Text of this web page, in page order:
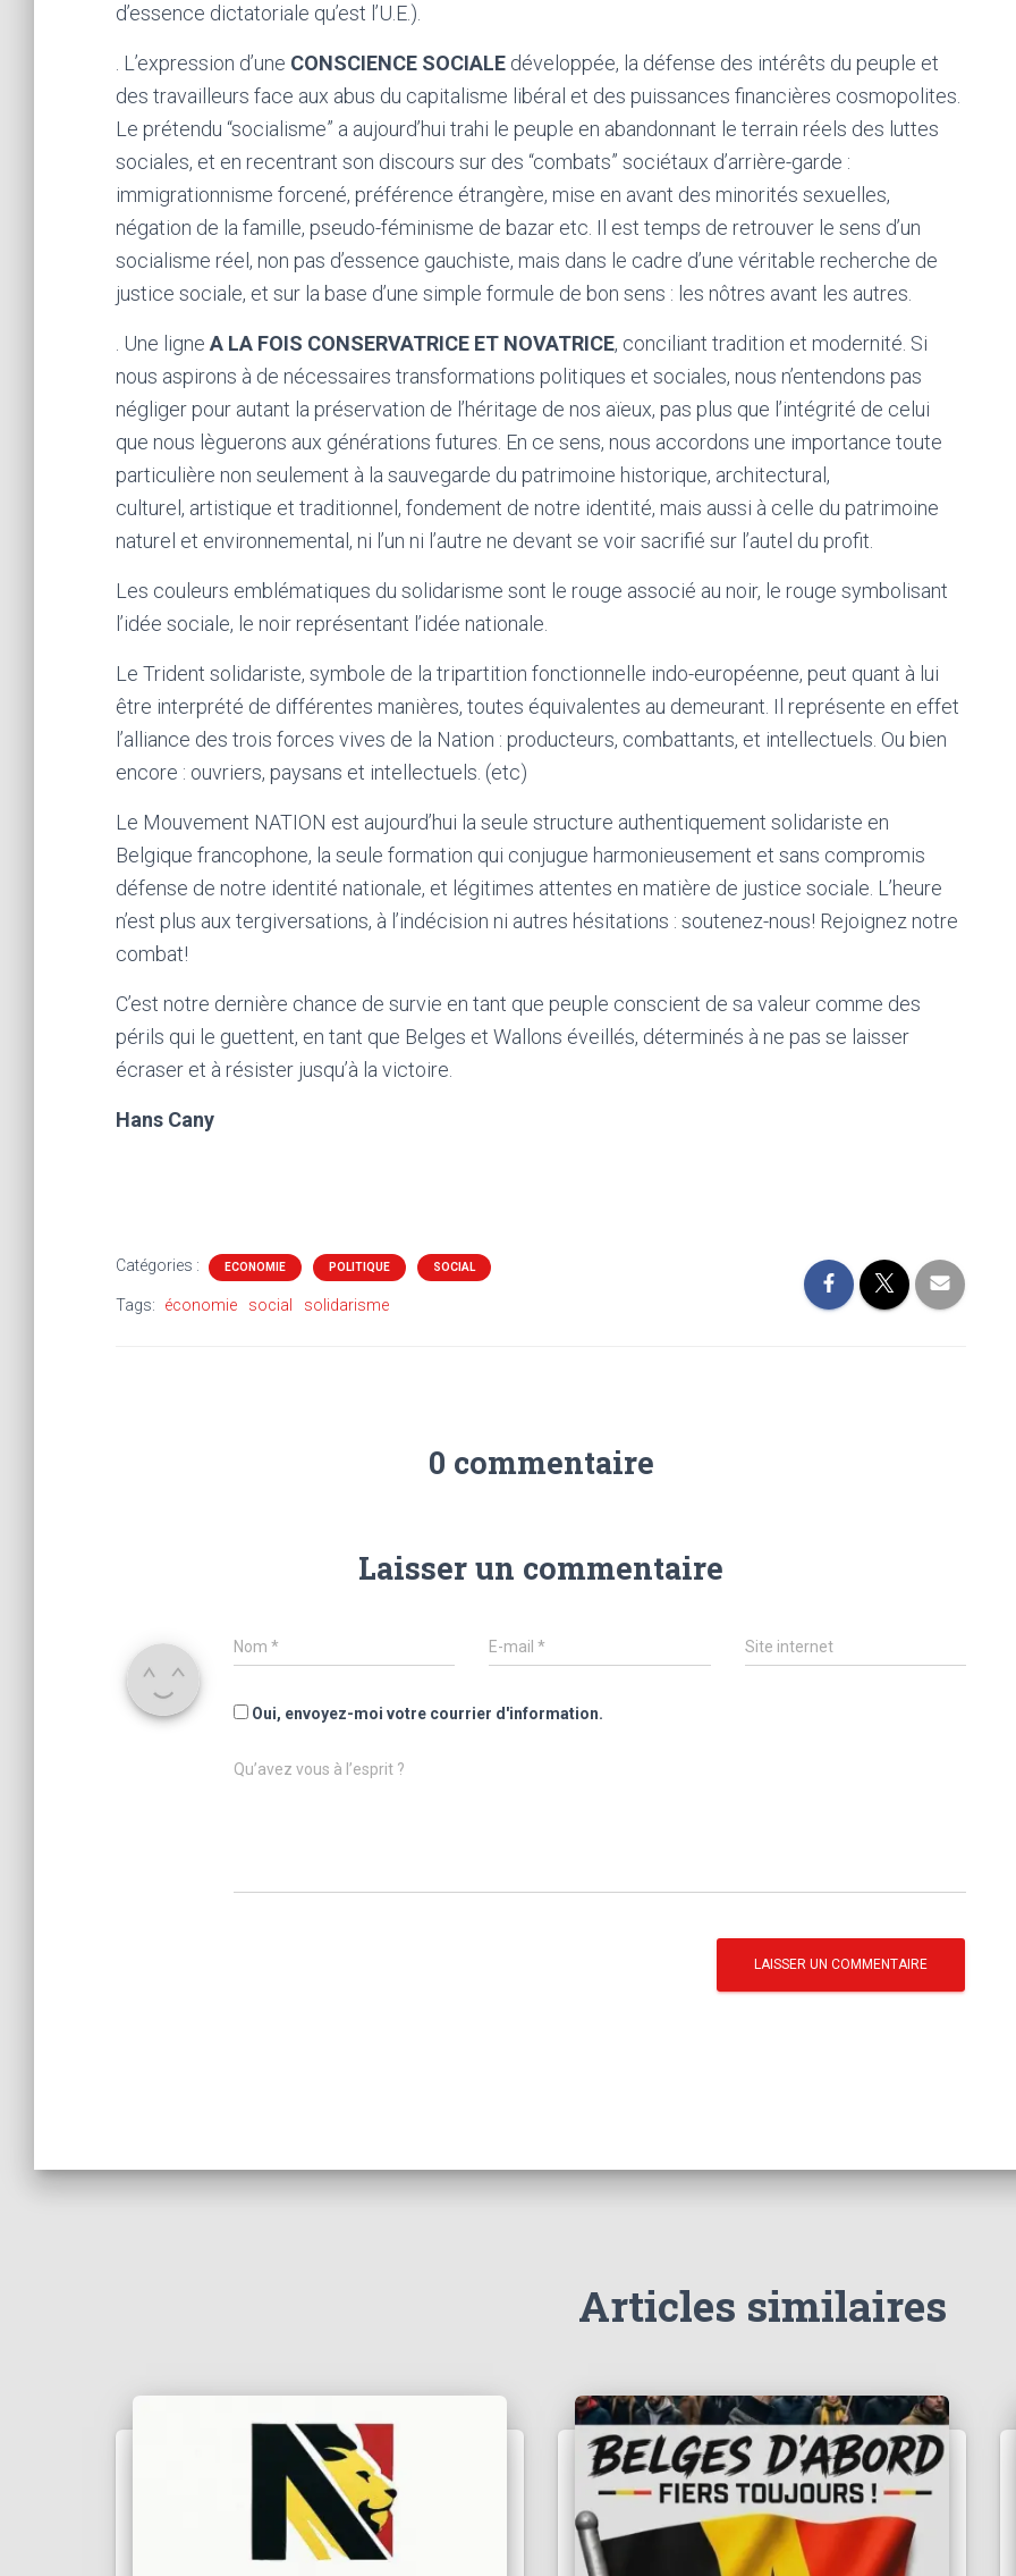
d’essence dictatoriale qu’est l’U.E.).
. L’expression d’une CONSCIENCE SOCIALE développée, la défense des intérêts du peuple et
des travailleurs face aux abus du capitalisme libéral et des puissances financières cosmopolites.
Le prétendu “socialisme” a aujourd’hui trahi le peuple en abandonnant le terrain réels des luttes
sociales, et en recentrant son discours sur des “combats” sociétaux d’arrière-garde :
immigrationnisme forcené, préférence étrangère, mise en avant des minorités sexuelles,
négation de la famille, pseudo-féminisme de bazar etc. Il est temps de retrouver le sens d’un
socialisme réel, non pas d’essence gauchiste, mais dans le cadre d’une véritable recherche de
justice sociale, et sur la base d’une simple formule de bon sens : les nôtres avant les autres.
. Une ligne A LA FOIS CONSERVATRICE ET NOVATRICE, conciliant tradition et modernité. Si
nous aspirons à de nécessaires transformations politiques et sociales, nous n’entendons pas
négliger pour autant la préservation de l’héritage de nos aïeux, pas plus que l’intégrité de celui
que nous lèguerons aux générations futures. En ce sens, nous accordons une importance toute
particulière non seulement à la sauvegarde du patrimoine historique, architectural,
culturel, artistique et traditionnel, fondement de notre identité, mais aussi à celle du patrimoine
naturel et environnemental, ni l’un ni l’autre ne devant se voir sacrifié sur l’autel du profit.
Les couleurs emblématiques du solidarisme sont le rouge associé au noir, le rouge symbolisant
l’idée sociale, le noir représentant l’idée nationale.
Le Trident solidariste, symbole de la tripartition fonctionnelle indo-européenne, peut quant à lui
être interprété de différentes manières, toutes équivalentes au demeurant. Il représente en effet
l’alliance des trois forces vives de la Nation : producteurs, combattants, et intellectuels. Ou bien
encore : ouvriers, paysans et intellectuels. (etc)
Le Mouvement NATION est aujourd’hui la seule structure authentiquement solidariste en
Belgique francophone, la seule formation qui conjugue harmonieusement et sans compromis
défense de notre identité nationale, et légitimes attentes en matière de justice sociale. L’heure
n’est plus aux tergiversations, à l’indécision ni autres hésitations : soutenez-nous! Rejoignez notre
combat!
C’est notre dernière chance de survie en tant que peuple conscient de sa valeur comme des
périls qui le guettent, en tant que Belges et Wallons éveillés, déterminés à ne pas se laisser
écraser et à résister jusqu’à la victoire.
Hans Cany
Catégories : ECONOMIE POLITIQUE SOCIAL
Tags: économie social solidarisme
0 commentaire
Laisser un commentaire
Nom * E-mail* Site internet
Oui, envoyez-moi votre courrier d'information.
Qu’avez vous à l’esprit ?
Articles similaires